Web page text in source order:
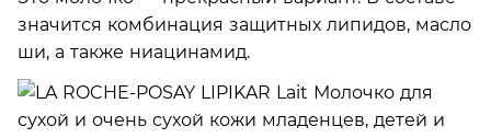
значится комбинация защитных липидов, масло
ши, а также ниацинамид.